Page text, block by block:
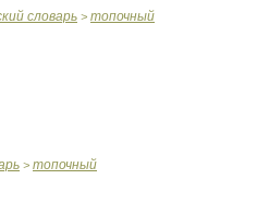
словарь > топочный
> топочный